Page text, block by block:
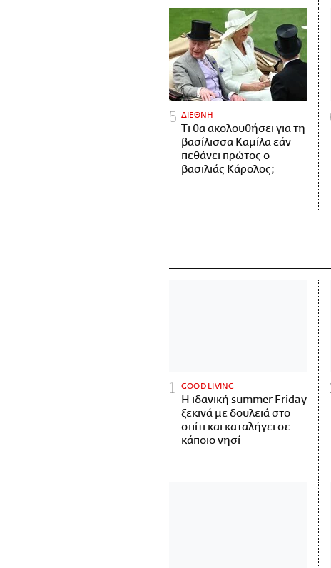
ΔΙΕΘΝΗ
Τι θα ακολουθήσει για τη
βασίλισσα Καμίλα εάν
πεθάνει πρώτος ο
βασιλιάς Κάρολος;
GOOD LIVING
Η ιδανική summer Friday
ξεκινά με δουλειά στο
σπίτι και καταλήγει σε
κάποιο νησί